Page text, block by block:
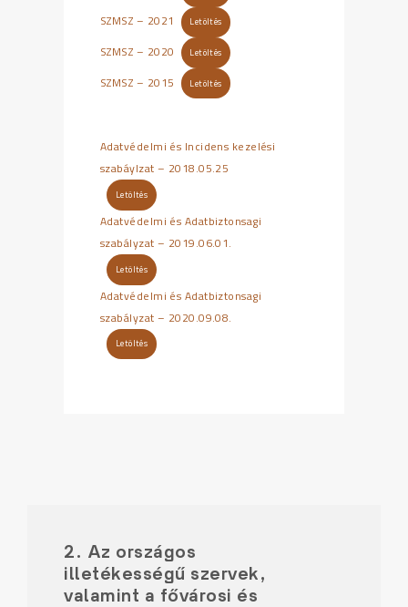
SZMSZ – 2021 Letöltés
SZMSZ – 2020 Letöltés
SZMSZ – 2015 Letöltés
Adatvédelmi és Incidens kezelési
szabáylzat – 2018.05.25
Letöltés
Adatvédelmi és Adatbiztonsagi
szabályzat – 2019.06.01.
Letöltés
Adatvédelmi és Adatbiztonsagi
szabályzat – 2020.09.08.
Letöltés
2. Az országos
illetékességű szervek,
valamint a fővárosi és